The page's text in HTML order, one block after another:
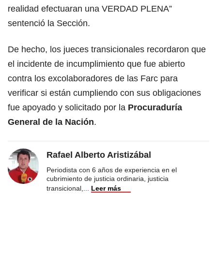
realidad efectuaran una VERDAD PLENA”
sentenció la Sección.
De hecho, los jueces transicionales recordaron que
el incidente de incumplimiento que fue abierto
contra los excolaboradores de las Farc para
verificar si están cumpliendo con sus obligaciones
fue apoyado y solicitado por la Procuraduría
General de la Nación.
Rafael Alberto Aristizábal
Periodista con 6 años de experiencia en el
cubrimiento de justicia ordinaria, justicia
transicional,
Leer más